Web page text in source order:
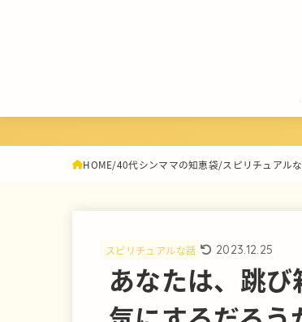
HOME 40代シンママの知恵袋 スピリチュアル
スピリチュアルな話 2023.12.25
あなたは、跳